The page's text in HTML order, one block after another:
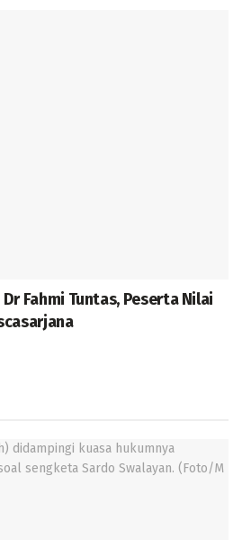
Fahmi Tuntas, Peserta Nilai